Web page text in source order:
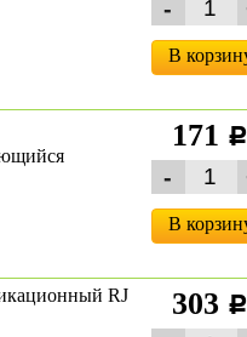
В
171
В
RJ
303